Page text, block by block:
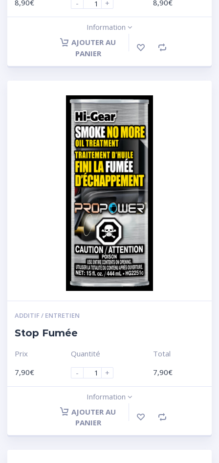
8,90€ - + 8,90€
Information
AJOUTER AU
PANIER
ADDITIF / ENTRETIEN
Stop Fumée
Prix
7,90€
Quantité
-
+
Total
7,90€
Information
AJOUTER AU
PANIER